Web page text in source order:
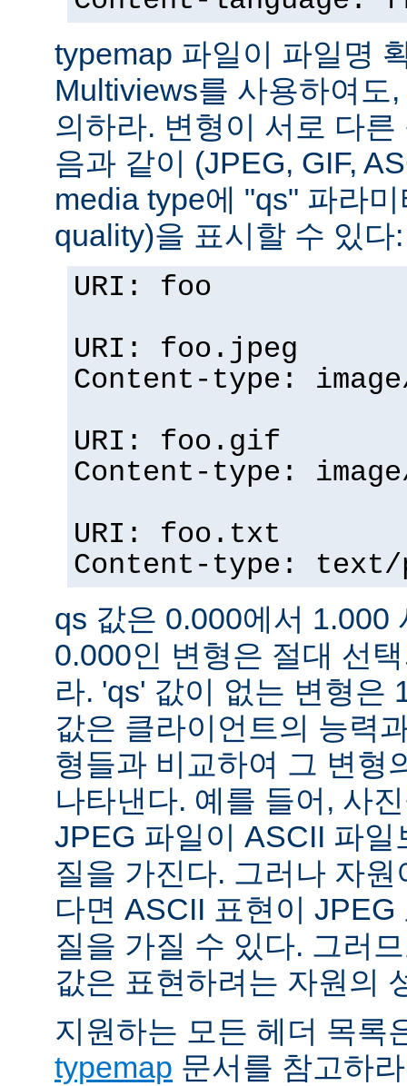
typemap 파일이 파일명
Multiviews를 사용하여도
의하라. 변형이 서로 다
음과 같이 (JPEG, GIF,
media type에 "qs" 파라
quality)을 표시할 수 있다:
URI: foo
URI: foo.jpeg
Content-type:
URI: foo.gif
Content-type:
URI: foo.txt
Content-type:
qs 값은 0.000에서 1.000
0.000인 변형은 절대 선
라. 'qs' 값이 없는 변형은
값은 클라이언트의 능력
형들과 비교하여 그 변형
나타낸다. 예를 들어, 사
JPEG 파일이 ASCII 파
질을 가진다. 그러나 자
다면 ASCII 표현이
질을 가질 수 있다. 그러
값은 표현하려는 자원의
지원하는 모든 헤더 목록
typemap 문서를 참고하